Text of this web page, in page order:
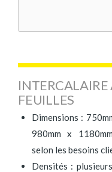
INTERCALAIRE
FEUILLES
Dimensions :
980mm x
selon les besoins
Densités :